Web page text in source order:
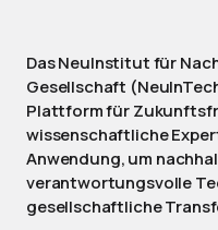
Das NeuInstitut für
Gesellschaft
Plattform für
wissenschaftliche
Anwendung, um
verantwortungsvolle
gesellschaftliche